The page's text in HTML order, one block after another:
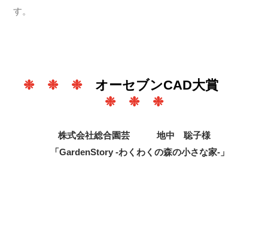
す。
❉ ❉ ❉ オーセブンCAD大賞
❉ ❉ ❉
株式会社総合園芸 地中 聡子様
「GardenStory -わくわくの森の小さな家-」